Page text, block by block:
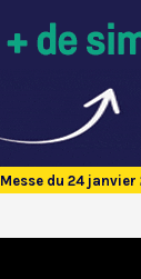
Messe du 24